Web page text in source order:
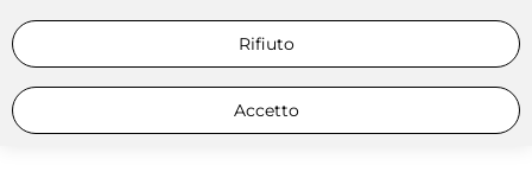
Rifiuto
Accetto